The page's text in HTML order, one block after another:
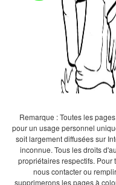
Remarque : Toutes les
pour un usage personnel
soit largement diffusées sur
inconnue. Tous les droits
propriétaires respectifs.
nous contacter ou
supprimerons les pages à